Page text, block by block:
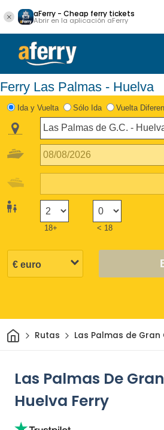
aFerry - Cheap ferry tickets
Abrir en la aplicación aFerry
Ferry Las Palmas - Huelva
Ida y Vuelta Sólo Ida Vuelta
18+ < 18
InicioRutas Las Palmas de
Las Palmas De
Huelva Ferry